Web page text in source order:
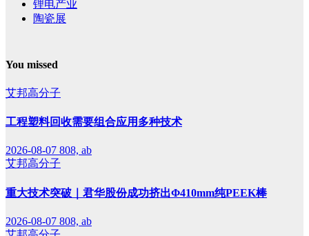
锂电产业
陶瓷展
You missed
艾邦高分子
工程塑料回收需要组合应用多种技术
2026-08-07 808, ab
艾邦高分子
重大技术突破｜君华股份成功挤出Φ410mm纯PEEK棒
2026-08-07 808, ab